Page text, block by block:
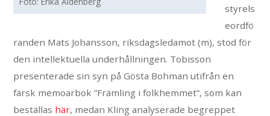
styrels
eordfö
randen Mats Johansson, riksdagsledamot (m), stod för
den intellektuella underhållningen. Tobisson
presenterade sin syn på Gösta Bohman utifrån en
färsk memoarbok ”Främling i folkhemmet”, som kan
beställas här, medan Kling analyserade begreppet